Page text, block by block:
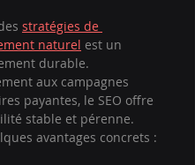
stratégies de
naturel est un
durable.
aux campagnes
payantes, le SEO offre
stable et pérenne.
avantages concrets :